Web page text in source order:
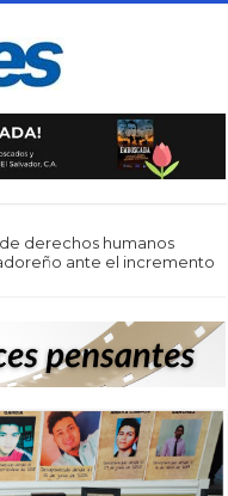
derechos humanos
ante el incremento